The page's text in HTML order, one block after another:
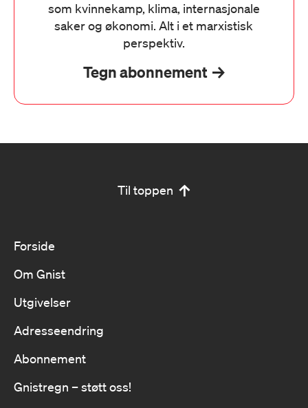
som kvinnekamp, klima, internasjonale
saker og økonomi. Alt i et marxistisk
perspektiv.
Tegn abonnement
Til toppen
Forside
Om Gnist
Utgivelser
Adresseendring
Abonnement
Gnistregn – støtt oss!